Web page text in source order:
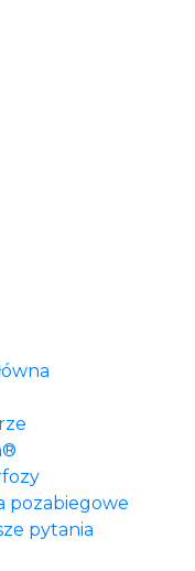
pozabiegowe
pytania